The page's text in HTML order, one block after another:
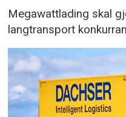
Megawattlading skal
langtransport